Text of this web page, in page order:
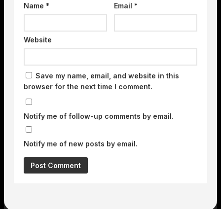
Name * Email*
Website
Save my name, email, and website in this
browser for the next time I comment.
Notify me of follow-up comments by email.
Notify me of new posts by email.